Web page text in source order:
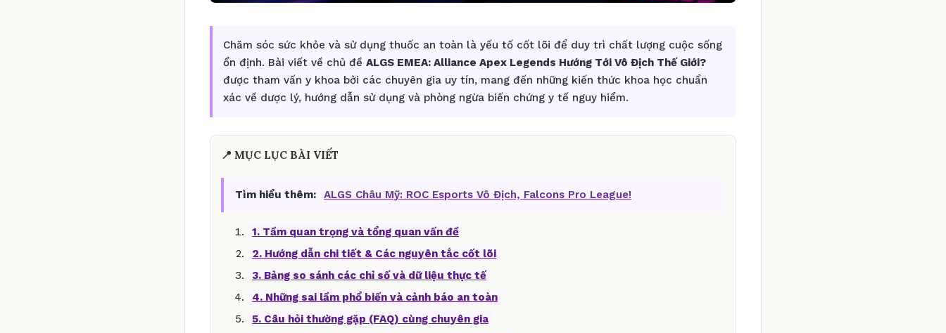
Chăm sóc sức khỏe và sử dụng thuốc an toàn là yếu tố cốt lõi để duy trì chất lượng cuộc sống
ổn định. Bài viết về chủ đề ALGS EMEA: Alliance Apex Legends Hướng Tới Vô Địch Thế Giới?
được tham vấn y khoa bởi các chuyên gia uy tín, mang đến những kiến thức khoa học chuẩn
xác về dược lý, hướng dẫn sử dụng và phòng ngừa biến chứng y tế nguy hiểm.
📍 MỤC LỤC BÀI VIẾT
Tìm hiểu thêm: ALGS Châu Mỹ: ROC Esports Vô Địch, Falcons Pro League!
1. Tầm quan trọng và tổng quan vấn đề
2. Hướng dẫn chi tiết & Các nguyên tắc cốt lõi
3. Bảng so sánh các chỉ số và dữ liệu thực tế
4. Những sai lầm phổ biến và cảnh báo an toàn
5. Câu hỏi thường gặp (FAQ) cùng chuyên gia